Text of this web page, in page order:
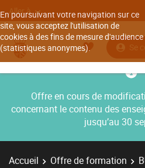
En poursuivant votre navigation sur ce
site, vous acceptez l'utilisation de
cookies à des fins de mesure d'audience
(statistiques anonymes).
Aller à
Se
Offre en cours de
concernant le contenu des
jusqu’au 30
Accueil Offre de formation